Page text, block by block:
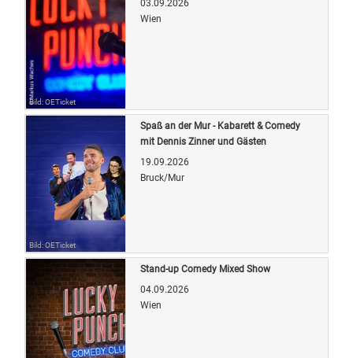
Bild: OETicket
03.09.2026
Wien
Bild: OETicket
Spaß an der Mur - Kabarett & Comedy
mit Dennis Zinner und Gästen
19.09.2026
Bruck/Mur
Stand-up Comedy Mixed Show
04.09.2026
Wien